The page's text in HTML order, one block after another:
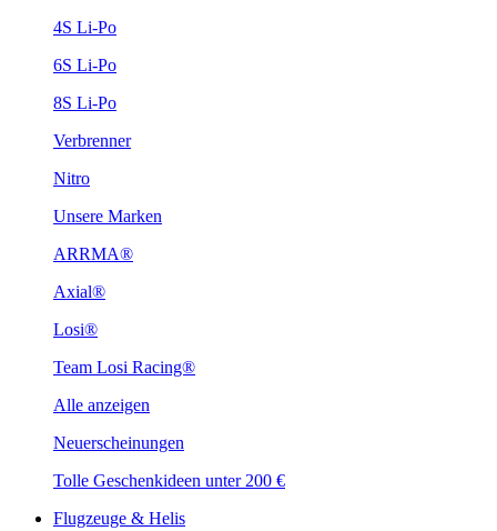
4S Li-Po
6S Li-Po
8S Li-Po
Verbrenner
Nitro
Unsere Marken
ARRMA®
Axial®
Losi®
Team Losi Racing®
Alle anzeigen
Neuerscheinungen
Tolle Geschenkideen unter 200 €
Flugzeuge & Helis